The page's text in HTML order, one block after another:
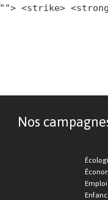
<strike>
Nos
Emploi